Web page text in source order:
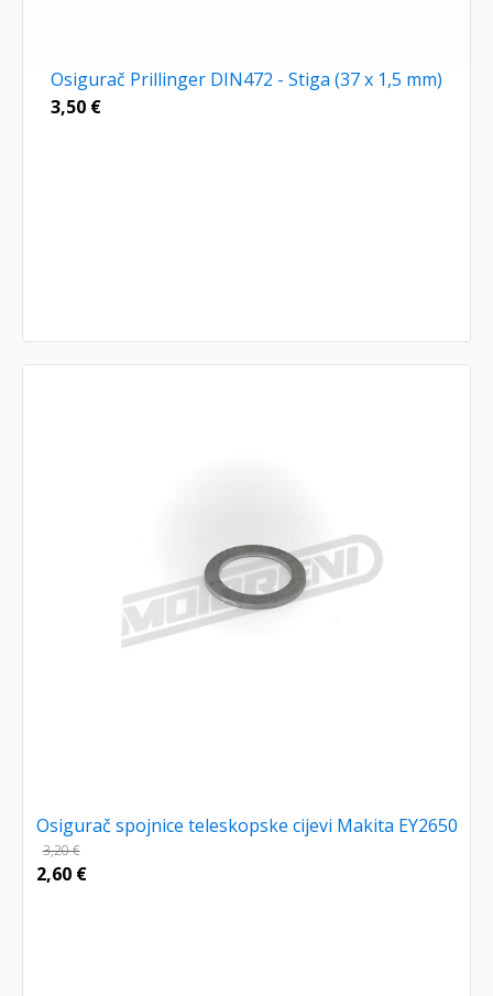
Osigurač Prillinger DIN472 - Stiga (37 x 1,5 mm)
3,50 €
Osigurač spojnice teleskopske cijevi Makita EY2650
3,20€
2,60 €